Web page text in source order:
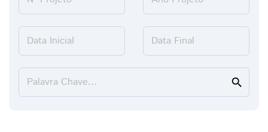
Data Inicial Data Final
Palavra Chave... search